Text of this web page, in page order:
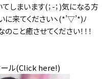
しまいます(；-；)気になる方
に来てくださいヽ(*’▽’*)ﾉ
こと癒させてください！！！
ール(Click here!)